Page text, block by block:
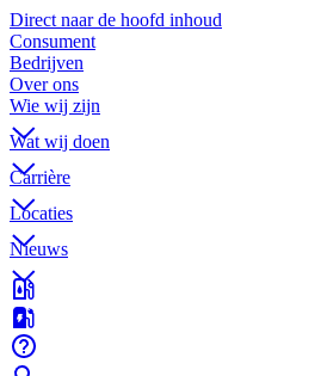
Direct naar de hoofd inhoud
Consument
Bedrijven
Over ons
Wie wij zijn
Wat wij doen
Carrière
Locaties
Nieuws